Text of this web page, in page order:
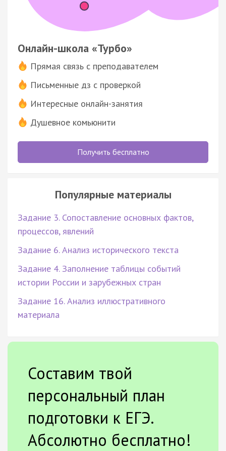
Онлайн-школа «Турбо»
Прямая связь с преподавателем
Письменные дз с проверкой
Интересные онлайн-занятия
Душевное комьюнити
Получить бесплатно
Популярные материалы
Задание 3. Сопоставление основных фактов,
процессов, явлений
Задание 6. Анализ исторического текста
Задание 4. Заполнение таблицы событий
истории России и зарубежных стран
Задание 16. Анализ иллюстративного
материала
Составим твой
персональный план
подготовки к ЕГЭ.
Абсолютно бесплатно!